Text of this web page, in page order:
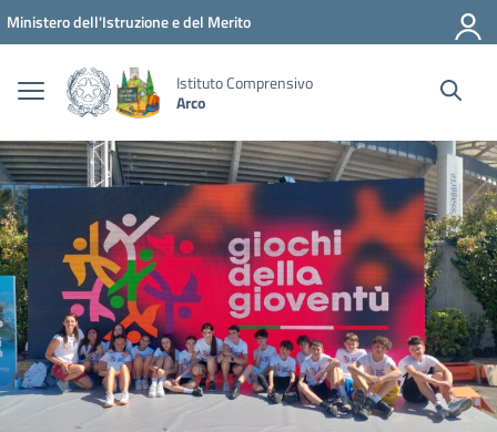
Vai ai contenuti
Vai al menu di navigazione
Vai al footer
Ministero dell'Istruzione e del Merito
Istituto Comprensivo
Arco